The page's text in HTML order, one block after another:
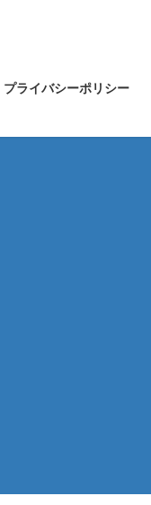
プライバシーポリシー